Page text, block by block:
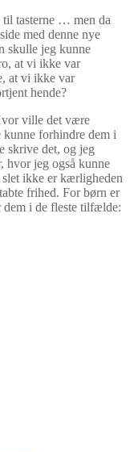
til tasterne … men da
med denne nye
skulle jeg kunne
at vi ikke var
at vi ikke var
hende?
ville det være
forhindre dem i
skrive det, og jeg
hvor jeg også kunne
ikke er kærligheden
frihed. For børn er
dem i de fleste tilfælde: